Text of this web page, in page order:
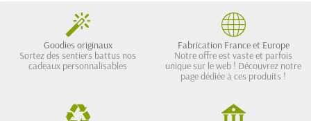
Goodies originaux
Sortez des sentiers battus nos
cadeaux personnalisables
Fabrication France et Europe
Notre offre est vaste et parfois
unique sur le web ! Découvrez notre
page dédiée à ces produits !